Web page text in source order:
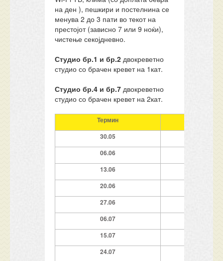
на ден ), пешкири и постелнина се
менува 2 до 3 пати во текот на
престојот (зависно 7 или 9 ноќи),
чистење секојдневно.
Студио бр.1 и бр.2 двокреветно
студио со брачен кревет на 1кат.
Студио бр.4 и бр.7 двокреветно
студио со брачен кревет на 2кат.
Термин
30.05
06.06
13.06
20.06
27.06
06.07
15.07
24.07